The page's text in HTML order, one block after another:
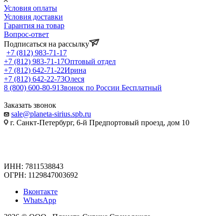
Условия оплаты
Условия доставки
Гарантия на товар
Вопрос-ответ
Подписаться на рассылку
+7 (812) 983-71-17
+7 (812) 983-71-17Оптовый отдел
+7 (812) 642-71-22Ирина
+7 (812) 642-22-73Олеся
8 (800) 600-80-91Звонок по России Бесплатный
Заказать звонок
sale@planeta-sirius.spb.ru
г. Санкт-Петербург, 6-й Предпортовый проезд, дом 10
ИНН: 7811538843
ОГРН: 1129847003692
Вконтакте
WhatsApp